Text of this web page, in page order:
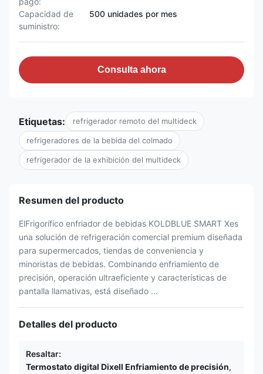
Capacidad de
suministro:
500 unidades por mes
Consulta ahora
Etiquetas: refrigerador remoto del multideck
refrigeradores de la bebida del colmado
refrigerador de la exhibición del multideck
Resumen del producto
ElFrigorífico enfriador de bebidas KOLDBLUE SMART Xes
una solución de refrigeración comercial premium diseñada
para supermercados, tiendas de conveniencia y
minoristas de bebidas. Combinando enfriamiento de
precisión, operación ultraeficiente y características de
pantalla llamativas, está diseñado ...
Detalles del producto
Resaltar:
Termostato digital Dixell Enfriamiento de precisión,